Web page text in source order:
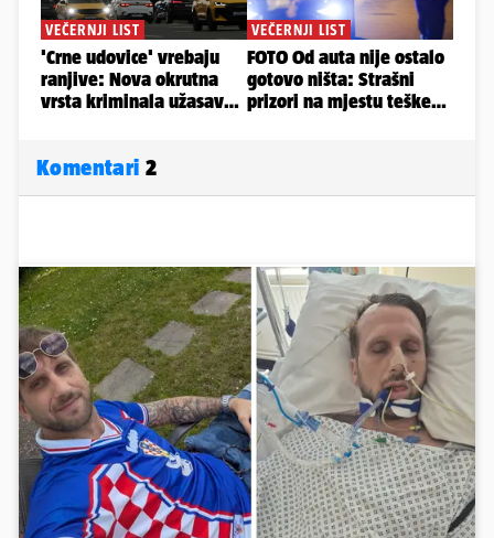
Komentari 2